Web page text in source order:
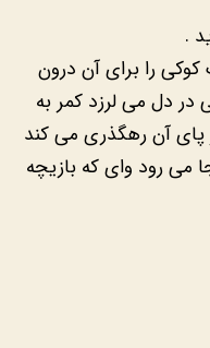
.
را برای آن درون
در دل می لرزد کمر به
آن رهگذری می کند
می رود وای که بازیچه